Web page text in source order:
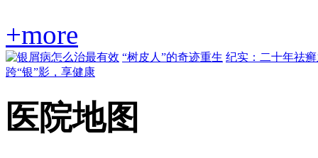
+more
“树皮人”的奇迹重生 纪实：二十年祛
跨“银”影，享健康
医院地图